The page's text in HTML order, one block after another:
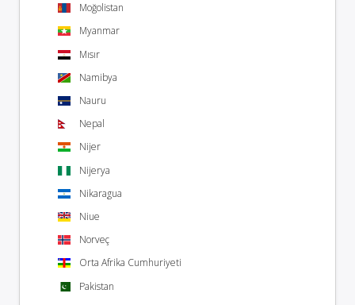
Moğolistan
Myanmar
Mısır
Namibya
Nauru
Nepal
Nijer
Nijerya
Nikaragua
Niue
Norveç
Orta Afrika Cumhuriyeti
Pakistan